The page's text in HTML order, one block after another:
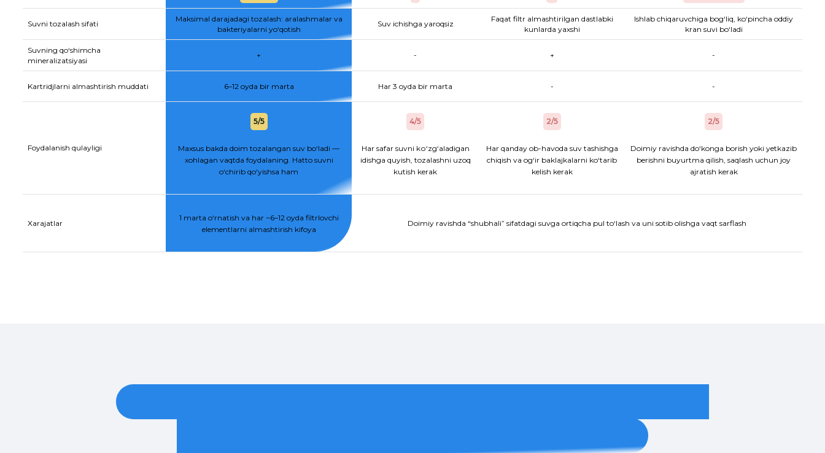
Suvni tozalash sifati
Maksimal darajadagi tozalash: aralashmalar va
bakteriyalarni yo‘qotish
Suv ichishga yaroqsiz
Faqat filtr almashtirilgan dastlabki
kunlarda yaxshi
Ishlab chiqaruvchiga bog‘liq, ko‘pincha oddiy
kran suvi bo‘ladi
Suvning qo‘shimcha
mineralizatsiyasi
+ - + -
Kartridjlarni almashtirish muddati 6–12 oyda bir marta Har 3 oyda bir marta - -
Foydalanish qulayligi
5/5
Maxsus bakda doim tozalangan suv bo‘ladi —
xohlagan vaqtda foydalaning. Hatto suvni
o‘chirib qo‘yishsa ham
4/5
Har safar suvni kо‘zg‘aladigan
idishga quyish, tozalashni uzoq
kutish kerak
2/5
Har qanday ob-havoda suv tashishga
chiqish va og‘ir baklajkalarni ko‘tarib
kelish kerak
2/5
Doimiy ravishda do‘konga borish yoki yetkazib
berishni buyurtma qilish, saqlash uchun joy
ajratish kerak
Xarajatlar
1 marta o‘rnatish va har ~6–12 oyda filtrlovchi
elementlarni almashtirish kifoya
Doimiy ravishda “shubhali” sifatdagi suvga ortiqcha pul to‘lash va uni sotib olishga vaqt sarflash